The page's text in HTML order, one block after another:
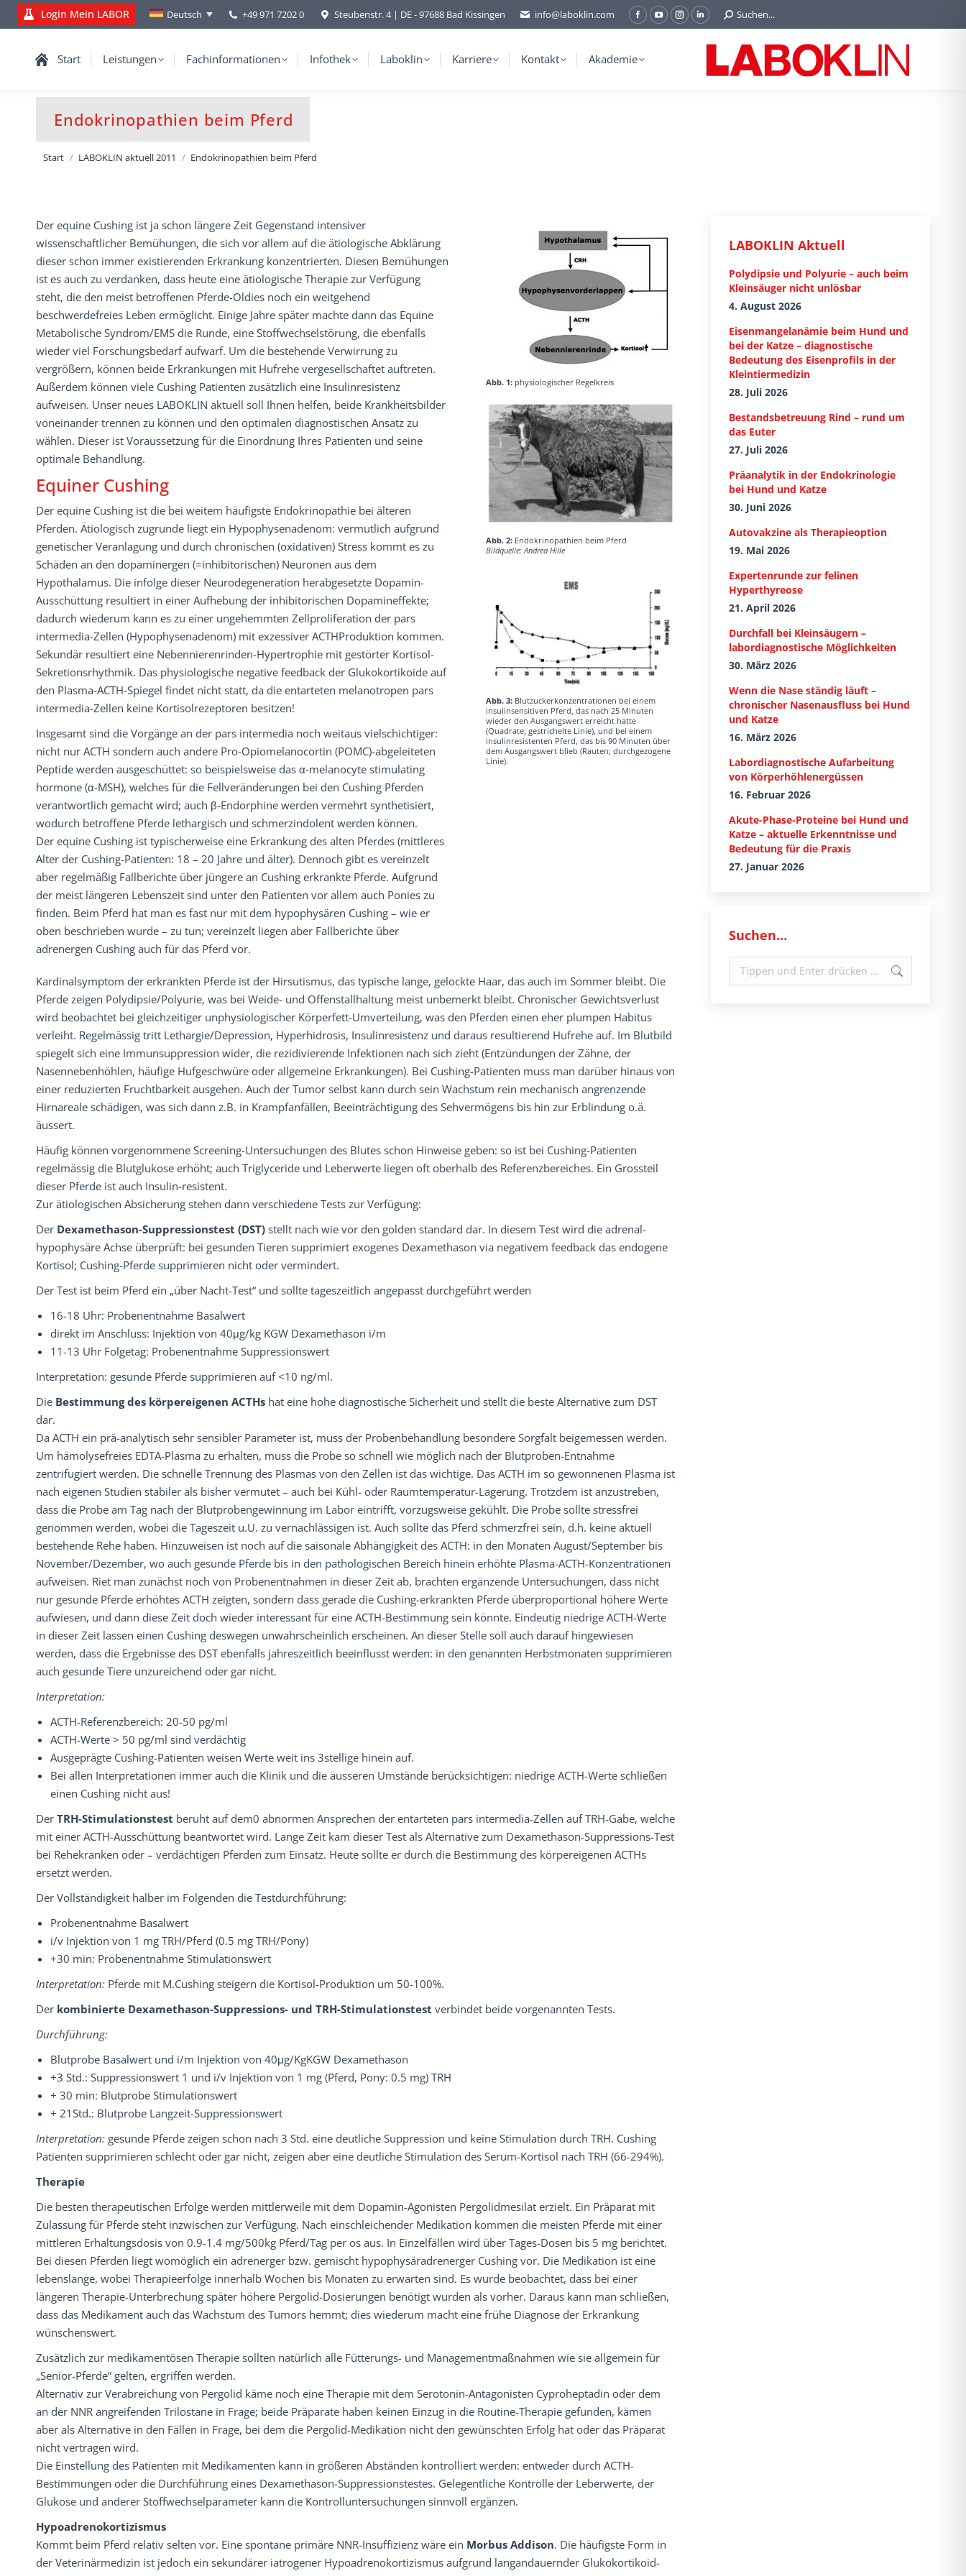
Login Mein LABOR Deutsch +49 971 7202 0 Steubenstr. 4 | DE - 97688 Bad Kissingen info@laboklin.com
Facebook
opens
YouTubeInstagram
Linkedin
page
in
Search:
Suchen...
Start Leistungen Fachinformationen Infothek Laboklin Karriere Kontakt Akademie
Endokrinopathien beim Pferd
Sie befinden sich hier:
Start LABOKLIN aktuell 2011 Endokrinopathien beim Pferd
Der equine Cushing ist ja schon längere Zeit Gegenstand intensiver
wissenschaftlicher Bemühungen, die sich vor allem auf die ätiologische Abklärung
dieser schon immer existierenden Erkrankung konzentrierten. Diesen Bemühungen
ist es auch zu verdanken, dass heute eine ätiologische Therapie zur Verfügung
steht, die den meist betroffenen Pferde-Oldies noch ein weitgehend
beschwerdefreies Leben ermöglicht. Einige Jahre später machte dann das Equine
Metabolische Syndrom/EMS die Runde, eine Stoffwechselstörung, die ebenfalls
wieder viel Forschungsbedarf aufwarf. Um die bestehende Verwirrung zu
vergrößern, können beide Erkrankungen mit Hufrehe vergesellschaftet auftreten.
Außerdem können viele Cushing Patienten zusätzlich eine Insulinresistenz
aufweisen. Unser neues LABOKLIN aktuell soll Ihnen helfen, beide Krankheitsbilder
voneinander trennen zu können und den optimalen diagnostischen Ansatz zu
wählen. Dieser ist Voraussetzung für die Einordnung Ihres Patienten und seine
optimale Behandlung.
Equiner Cushing
Der equine Cushing ist die bei weitem häufigste Endokrinopathie bei älteren
Pferden. Ätiologisch zugrunde liegt ein Hypophysenadenom: vermutlich aufgrund
genetischer Veranlagung und durch chronischen (oxidativen) Stress kommt es zu
Schäden an den dopaminergen (=inhibitorischen) Neuronen aus dem
Hypothalamus. Die infolge dieser Neurodegeneration herabgesetzte Dopamin-
Ausschüttung resultiert in einer Aufhebung der inhibitorischen Dopamineffekte;
dadurch wiederum kann es zu einer ungehemmten Zellproliferation der pars
intermedia-Zellen (Hypophysenadenom) mit exzessiver ACTHProduktion kommen.
Sekundär resultiert eine Nebennierenrinden-Hypertrophie mit gestörter Kortisol-
Sekretionsrhythmik. Das physiologische negative feedback der Glukokortikoide auf
den Plasma-ACTH-Spiegel findet nicht statt, da die entarteten melanotropen pars
intermedia-Zellen keine Kortisolrezeptoren besitzen!
Insgesamt sind die Vorgänge an der pars intermedia noch weitaus vielschichtiger:
nicht nur ACTH sondern auch andere Pro-Opiomelanocortin (POMC)-abgeleiteten
Peptide werden ausgeschüttet: so beispielsweise das α-melanocyte stimulating
hormone (α-MSH), welches für die Fellveränderungen bei den Cushing Pferden
verantwortlich gemacht wird; auch β-Endorphine werden vermehrt synthetisiert,
wodurch betroffene Pferde lethargisch und schmerzindolent werden können.
Der equine Cushing ist typischerweise eine Erkrankung des alten Pferdes (mittleres
Alter der Cushing-Patienten: 18 – 20 Jahre und älter). Dennoch gibt es vereinzelt
aber regelmäßig Fallberichte über jüngere an Cushing erkrankte Pferde. Aufgrund
der meist längeren Lebenszeit sind unter den Patienten vor allem auch Ponies zu
finden. Beim Pferd hat man es fast nur mit dem hypophysären Cushing – wie er
oben beschrieben wurde – zu tun; vereinzelt liegen aber Fallberichte über
adrenergen Cushing auch für das Pferd vor.
Abb. 1: physiologischer Regelkreis
Abb. 2: Endokrinopathien beim Pferd
Bildquelle: Andrea Hille
Abb. 3: Blutzuckerkonzentrationen bei einem
insulinsensitiven Pferd, das nach 25 Minuten
wieder den Ausgangswert erreicht hatte
(Quadrate; gestrichelte Linie), und bei einem
insulinresistenten Pferd, das bis 90 Minuten über
dem Ausgangswert blieb (Rauten; durchgezogene
Linie).
Kardinalsymptom der erkrankten Pferde ist der Hirsutismus, das typische lange, gelockte Haar, das auch im Sommer bleibt. Die
Pferde zeigen Polydipsie/Polyurie, was bei Weide- und Offenstallhaltung meist unbemerkt bleibt. Chronischer Gewichtsverlust
wird beobachtet bei gleichzeitiger unphysiologischer Körperfett-Umverteilung, was den Pferden einen eher plumpen Habitus
verleiht. Regelmässig tritt Lethargie/Depression, Hyperhidrosis, Insulinresistenz und daraus resultierend Hufrehe auf. Im Blutbild
spiegelt sich eine Immunsuppression wider, die rezidivierende Infektionen nach sich zieht (Entzündungen der Zähne, der
Nasennebenhöhlen, häufige Hufgeschwüre oder allgemeine Erkrankungen). Bei Cushing-Patienten muss man darüber hinaus von
einer reduzierten Fruchtbarkeit ausgehen. Auch der Tumor selbst kann durch sein Wachstum rein mechanisch angrenzende
Hirnareale schädigen, was sich dann z.B. in Krampfanfällen, Beeinträchtigung des Sehvermögens bis hin zur Erblindung o.ä.
äussert.
Häufig können vorgenommene Screening-Untersuchungen des Blutes schon Hinweise geben: so ist bei Cushing-Patienten
regelmässig die Blutglukose erhöht; auch Triglyceride und Leberwerte liegen oft oberhalb des Referenzbereiches. Ein Grossteil
dieser Pferde ist auch Insulin-resistent.
Zur ätiologischen Absicherung stehen dann verschiedene Tests zur Verfügung:
Der Dexamethason-Suppressionstest (DST) stellt nach wie vor den golden standard dar. In diesem Test wird die adrenal-
hypophysäre Achse überprüft: bei gesunden Tieren supprimiert exogenes Dexamethason via negativem feedback das endogene
Kortisol; Cushing-Pferde supprimieren nicht oder vermindert.
Der Test ist beim Pferd ein „über Nacht-Test“ und sollte tageszeitlich angepasst durchgeführt werden
16-18 Uhr: Probenentnahme Basalwert
direkt im Anschluss: Injektion von 40μg/kg KGW Dexamethason i/m
11-13 Uhr Folgetag: Probenentnahme Suppressionswert
Interpretation: gesunde Pferde supprimieren auf <10 ng/ml.
Die Bestimmung des körpereigenen ACTHs hat eine hohe diagnostische Sicherheit und stellt die beste Alternative zum DST
dar.
Da ACTH ein prä-analytisch sehr sensibler Parameter ist, muss der Probenbehandlung besondere Sorgfalt beigemessen werden.
Um hämolysefreies EDTA-Plasma zu erhalten, muss die Probe so schnell wie möglich nach der Blutproben-Entnahme
zentrifugiert werden. Die schnelle Trennung des Plasmas von den Zellen ist das wichtige. Das ACTH im so gewonnenen Plasma ist
nach eigenen Studien stabiler als bisher vermutet – auch bei Kühl- oder Raumtemperatur-Lagerung. Trotzdem ist anzustreben,
dass die Probe am Tag nach der Blutprobengewinnung im Labor eintrifft, vorzugsweise gekühlt. Die Probe sollte stressfrei
genommen werden, wobei die Tageszeit u.U. zu vernachlässigen ist. Auch sollte das Pferd schmerzfrei sein, d.h. keine aktuell
bestehende Rehe haben. Hinzuweisen ist noch auf die saisonale Abhängigkeit des ACTH: in den Monaten August/September bis
November/Dezember, wo auch gesunde Pferde bis in den pathologischen Bereich hinein erhöhte Plasma-ACTH-Konzentrationen
aufweisen. Riet man zunächst noch von Probenentnahmen in dieser Zeit ab, brachten ergänzende Untersuchungen, dass nicht
nur gesunde Pferde erhöhtes ACTH zeigten, sondern dass gerade die Cushing-erkrankten Pferde überproportional höhere Werte
aufwiesen, und dann diese Zeit doch wieder interessant für eine ACTH-Bestimmung sein könnte. Eindeutig niedrige ACTH-Werte
in dieser Zeit lassen einen Cushing deswegen unwahrscheinlich erscheinen. An dieser Stelle soll auch darauf hingewiesen
werden, dass die Ergebnisse des DST ebenfalls jahreszeitlich beeinflusst werden: in den genannten Herbstmonaten supprimieren
auch gesunde Tiere unzureichend oder gar nicht.
Interpretation:
ACTH-Referenzbereich: 20-50 pg/ml
ACTH-Werte > 50 pg/ml sind verdächtig
Ausgeprägte Cushing-Patienten weisen Werte weit ins 3stellige hinein auf.
Bei allen Interpretationen immer auch die Klinik und die äusseren Umstände berücksichtigen: niedrige ACTH-Werte schließen
einen Cushing nicht aus!
Der TRH-Stimulationstest beruht auf dem0 abnormen Ansprechen der entarteten pars intermedia-Zellen auf TRH-Gabe, welche
mit einer ACTH-Ausschüttung beantwortet wird. Lange Zeit kam dieser Test als Alternative zum Dexamethason-Suppressions-Test
bei Rehekranken oder – verdächtigen Pferden zum Einsatz. Heute sollte er durch die Bestimmung des körpereigenen ACTHs
ersetzt werden.
Der Vollständigkeit halber im Folgenden die Testdurchführung:
Probenentnahme Basalwert
i/v Injektion von 1 mg TRH/Pferd (0.5 mg TRH/Pony)
+30 min: Probenentnahme Stimulationswert
Interpretation: Pferde mit M.Cushing steigern die Kortisol-Produktion um 50-100%.
Der kombinierte Dexamethason-Suppressions- und TRH-Stimulationstest verbindet beide vorgenannten Tests.
Durchführung:
Blutprobe Basalwert und i/m Injektion von 40μg/KgKGW Dexamethason
+3 Std.: Suppressionswert 1 und i/v Injektion von 1 mg (Pferd, Pony: 0.5 mg) TRH
+ 30 min: Blutprobe Stimulationswert
+ 21Std.: Blutprobe Langzeit-Suppressionswert
Interpretation: gesunde Pferde zeigen schon nach 3 Std. eine deutliche Suppression und keine Stimulation durch TRH. Cushing
Patienten supprimieren schlecht oder gar nicht, zeigen aber eine deutliche Stimulation des Serum-Kortisol nach TRH (66-294%).
Therapie
Die besten therapeutischen Erfolge werden mittlerweile mit dem Dopamin-Agonisten Pergolidmesilat erzielt. Ein Präparat mit
Zulassung für Pferde steht inzwischen zur Verfügung. Nach einschleichender Medikation kommen die meisten Pferde mit einer
mittleren Erhaltungsdosis von 0.9-1.4 mg/500kg Pferd/Tag per os aus. In Einzelfällen wird über Tages-Dosen bis 5 mg berichtet.
Bei diesen Pferden liegt womöglich ein adrenerger bzw. gemischt hypophysäradrenerger Cushing vor. Die Medikation ist eine
lebenslange, wobei Therapieerfolge innerhalb Wochen bis Monaten zu erwarten sind. Es wurde beobachtet, dass bei einer
längeren Therapie-Unterbrechung später höhere Pergolid-Dosierungen benötigt wurden als vorher. Daraus kann man schließen,
dass das Medikament auch das Wachstum des Tumors hemmt; dies wiederum macht eine frühe Diagnose der Erkrankung
wünschenswert.
Zusätzlich zur medikamentösen Therapie sollten natürlich alle Fütterungs- und Managementmaßnahmen wie sie allgemein für
„Senior-Pferde“ gelten, ergriffen werden.
Alternativ zur Verabreichung von Pergolid käme noch eine Therapie mit dem Serotonin-Antagonisten Cyproheptadin oder dem
an der NNR angreifenden Trilostane in Frage; beide Präparate haben keinen Einzug in die Routine-Therapie gefunden, kämen
aber als Alternative in den Fällen in Frage, bei dem die Pergolid-Medikation nicht den gewünschten Erfolg hat oder das Präparat
nicht vertragen wird.
Die Einstellung des Patienten mit Medikamenten kann in größeren Abständen kontrolliert werden: entweder durch ACTH-
Bestimmungen oder die Durchführung eines Dexamethason-Suppressionstestes. Gelegentliche Kontrolle der Leberwerte, der
Glukose und anderer Stoffwechselparameter kann die Kontrolluntersuchungen sinnvoll ergänzen.
Hypoadrenokortizismus
Kommt beim Pferd relativ selten vor. Eine spontane primäre NNR-Insuffizienz wäre ein Morbus Addison. Die häufigste Form in
der Veterinärmedizin ist jedoch ein sekundärer iatrogener Hypoadrenokortizismus aufgrund langandauernder Glukokortikoid-
LABOKLIN Aktuell
Polydipsie und Polyurie – auch beim
Kleinsäuger nicht unlösbar
4. August 2026
Eisenmangelanämie beim Hund und
bei der Katze – diagnostische
Bedeutung des Eisenprofils in der
Kleintiermedizin
28. Juli 2026
Bestandsbetreuung Rind – rund um
das Euter
27. Juli 2026
Präanalytik in der Endokrinologie
bei Hund und Katze
30. Juni 2026
Autovakzine als Therapieoption
19. Mai 2026
Expertenrunde zur felinen
Hyperthyreose
21. April 2026
Durchfall bei Kleinsäugern –
labordiagnostische Möglichkeiten
30. März 2026
Wenn die Nase ständig läuft –
chronischer Nasenausfluss bei Hund
und Katze
16. März 2026
Labordiagnostische Aufarbeitung
von Körperhöhlenergüssen
16. Februar 2026
Akute-Phase-Proteine bei Hund und
Katze – aktuelle Erkenntnisse und
Bedeutung für die Praxis
27. Januar 2026
Suchen…